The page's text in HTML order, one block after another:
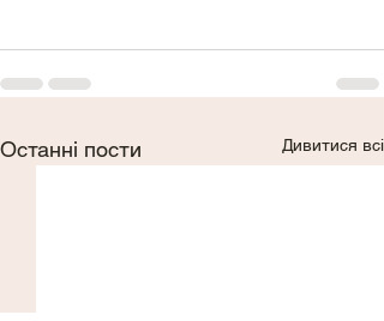
Останні пости Дивитися всі